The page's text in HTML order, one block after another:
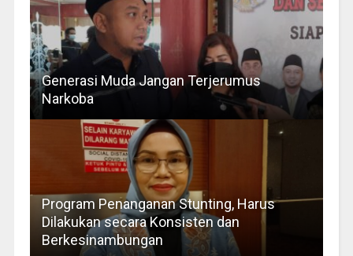
Generasi Muda Jangan Terjerumus
Narkoba
Program Penanganan Stunting, Harus
Dilakukan secara Konsisten dan
Berkesinambungan